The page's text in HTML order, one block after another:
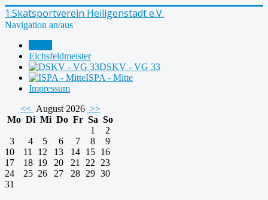
1.Skatsportverein Heiligenstadt e.V.
Navigation an/aus
Eichsfeldmeister
DSKV - VG 33
ISPA - Mitte
Impressum
<< August 2026 >>
Mo Di Mi Do Fr Sa So
1
2
3
4 5 6 7 8
9
10
11 12 13 14 15 16
17
18 19 20 21 22
23
24
25 26 27 28 29 30
31